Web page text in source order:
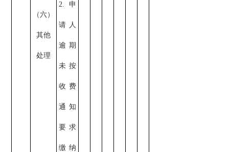
（六）
其他
处理
2.申
请人
逾期
未按
收费
通知
要求
缴纳